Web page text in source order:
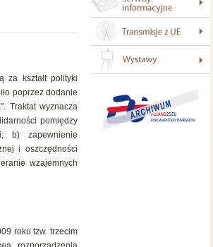
za kształt polityki
poprzez dodanie
Traktat wyznacza
pomiędzy
b) zapewnienie
i oszczędności
wzajemnych
roku tzw. trzecim